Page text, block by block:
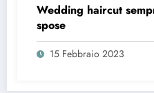
Wedding haircut
spose
15 Febbraio 2023